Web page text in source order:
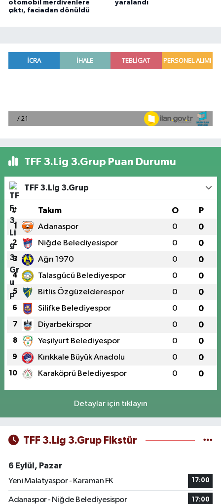
otomobil merdivenlere
çıktı, faciadan dönüldü
yaralandı
TFF 3.Lig 3.Grup Puan Durumu
TFF 3.Lig 3.Grup
# Takım O P
1 Adanaspor 0 0
2 Niğde Belediyesispor 0 0
3 Ağrı 1970 0 0
4 Talasgücü Belediyespor 0 0
5 Bitlis Özgüzelderespor 0 0
6 Silifke Belediyespor 0 0
7 Diyarbekirspor 0 0
8 Yeşilyurt Belediyespor 0 0
9 Kırıkkale Büyük Anadolu 0 0
10 Karaköprü Belediyespor 0 0
Detaylar için tıklayın
TFF 3.Lig 3.Grup Fikstür
6 Eylül, Pazar
Yeni Malatyaspor - Karaman FK
17:00
Adanaspor - Niğde Belediyesispor 17:00